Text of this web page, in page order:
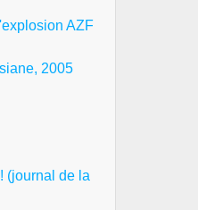
AZF
2005
(journal de la